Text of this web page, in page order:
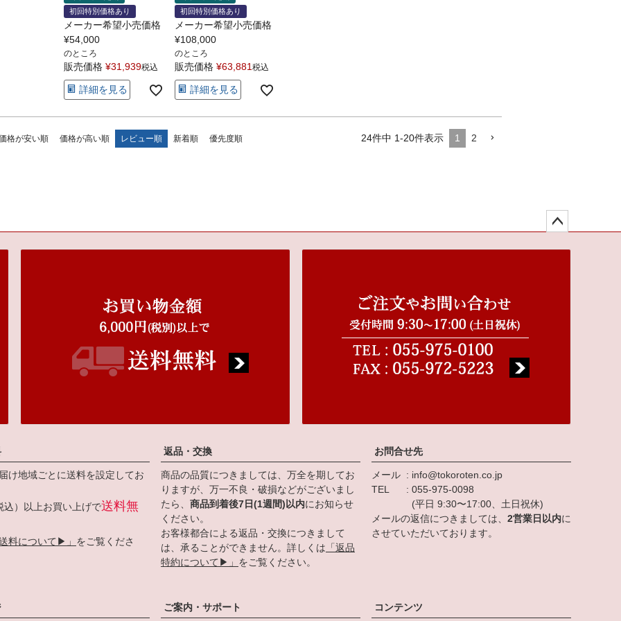
初回特別価格あり
メーカー希望小売価格
¥54,000
のところ
販売価格 ¥31,939税込
詳細を見る
初回特別価格あり
メーカー希望小売価格
¥108,000
のところ
販売価格 ¥63,881税込
詳細を見る
格が安い順 価格が高い順 レビュー順 新着順 優先度順 24件中 1-20件表示 1 2
け地域ごとに送料を設定してお
込）以上お買い上げで送料無
料について▶」 をご覧くださ
返品・交換
商品の品質につきましては、万全を期してお
りますが、万一不良・破損などがございまし
たら、 商品到着後7日(1週間)以内にお知らせ
ください。
お客様都合による返品・交換につきまして
は、承ることができません。詳しくは 「返品
特約について▶」 をご覧ください。
お問合せ先
メール
info@tokoroten.co.jp
TEL
055-975-0098
(平日 9:30〜17:00、土日祝休)
メールの返信につきましては、 2営業日以内に
させていただいております。
ご案内・サポート コンテンツ